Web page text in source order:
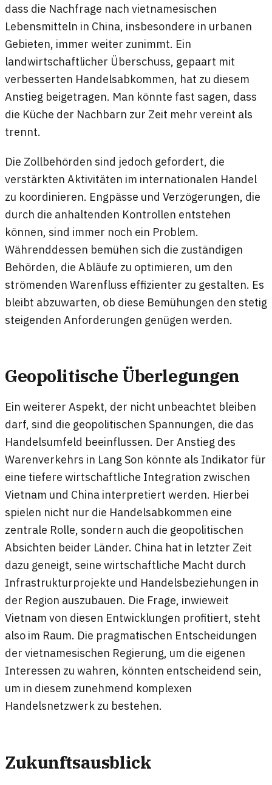
dass die Nachfrage nach vietnamesischen
Lebensmitteln in China, insbesondere in urbanen
Gebieten, immer weiter zunimmt. Ein
landwirtschaftlicher Überschuss, gepaart mit
verbesserten Handelsabkommen, hat zu diesem
Anstieg beigetragen. Man könnte fast sagen, dass
die Küche der Nachbarn zur Zeit mehr vereint als
trennt.
Die Zollbehörden sind jedoch gefordert, die
verstärkten Aktivitäten im internationalen Handel
zu koordinieren. Engpässe und Verzögerungen, die
durch die anhaltenden Kontrollen entstehen
können, sind immer noch ein Problem.
Währenddessen bemühen sich die zuständigen
Behörden, die Abläufe zu optimieren, um den
strömenden Warenfluss effizienter zu gestalten. Es
bleibt abzuwarten, ob diese Bemühungen den stetig
steigenden Anforderungen genügen werden.
Geopolitische Überlegungen
Ein weiterer Aspekt, der nicht unbeachtet bleiben
darf, sind die geopolitischen Spannungen, die das
Handelsumfeld beeinflussen. Der Anstieg des
Warenverkehrs in Lang Son könnte als Indikator für
eine tiefere wirtschaftliche Integration zwischen
Vietnam und China interpretiert werden. Hierbei
spielen nicht nur die Handelsabkommen eine
zentrale Rolle, sondern auch die geopolitischen
Absichten beider Länder. China hat in letzter Zeit
dazu geneigt, seine wirtschaftliche Macht durch
Infrastrukturprojekte und Handelsbeziehungen in
der Region auszubauen. Die Frage, inwieweit
Vietnam von diesen Entwicklungen profitiert, steht
also im Raum. Die pragmatischen Entscheidungen
der vietnamesischen Regierung, um die eigenen
Interessen zu wahren, könnten entscheidend sein,
um in diesem zunehmend komplexen
Handelsnetzwerk zu bestehen.
Zukunftsausblick